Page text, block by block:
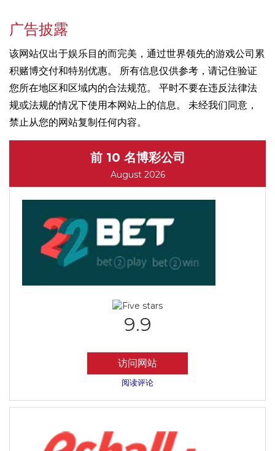
广告披露
该网站仅出于娱乐目的而完美，通过世界领先的游戏公司累
积赌博交付和特别优惠。 所有信息仅供参考，请记住验证
您所在地区和区域内的合法规范。 平时不要在违反法律法
规或法规的情况下使用本网站上的信息。 未经我们同意，
禁止从您的网站复制任何内容。
前 10 名博彩公司
August 2026
9.9
访问网站
阅读评论